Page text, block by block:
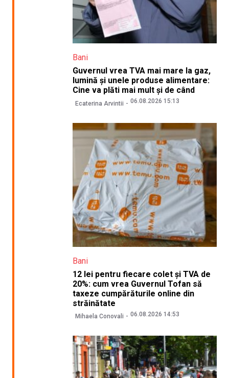
Bani
Guvernul vrea TVA mai mare la gaz,
lumină și unele produse alimentare:
Cine va plăti mai mult și de când
Ecaterina Arvintii 06.08.2026 15:13
Bani
12 lei pentru fiecare colet și TVA de
20%: cum vrea Guvernul Tofan să
taxeze cumpărăturile online din
străinătate
Mihaela Conovali 06.08.2026 14:53